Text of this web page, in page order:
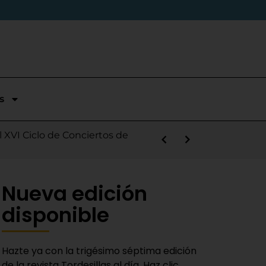
temporada en Segunda
Nieves
Ciclo de Conciertos de
sábado
la salida de Víctor Alonso
Fiestas del Novillo
Bravas y logra un puesto
adaptado a la actualidad»
Nueva edición
disponible
Hazte ya con la trigésimo séptima edición